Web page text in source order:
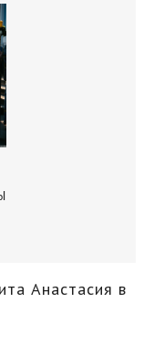
Анастасия в